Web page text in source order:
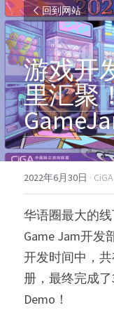
回到网站
游戏开
里汇聚
2022年6月30日 · CiGA
华语圈最大的线
Game Jam开发
开发时间中，
册，最终完成
Demo！